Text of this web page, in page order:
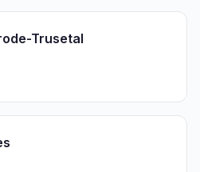
Trusetal